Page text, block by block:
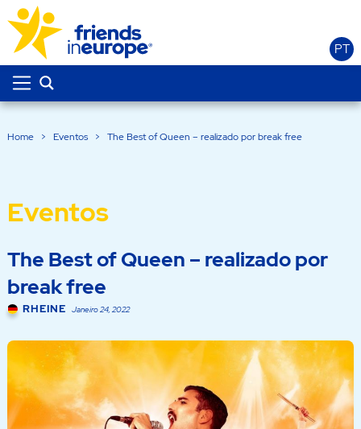
PT
Home > Eventos > The Best of Queen – realizado por break free
Eventos
The Best of Queen – realizado por
break free
RHEINE Janeiro 24, 2022